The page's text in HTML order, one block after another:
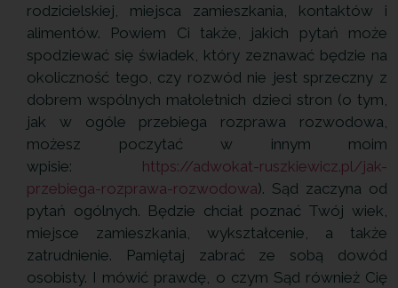
rodzicielskiej, miejsca zamieszkania, kontaktów i
alimentów. Powiem Ci także, jakich pytań może
spodziewać się świadek, który zeznawać będzie na
okoliczność tego, czy rozwód nie jest sprzeczny z
dobrem wspólnych małoletnich dzieci stron (o tym,
jak w ogóle przebiega rozprawa rozwodowa,
możesz poczytać w innym moim
wpisie: https://adwokat-ruszkiewicz.pl/jak-
przebiega-rozprawa-rozwodowa). Sąd zaczyna od
pytań ogólnych. Będzie chciał poznać Twój wiek,
miejsce zamieszkania, wykształcenie, a także
zatrudnienie. Pamiętaj zabrać ze sobą dowód
osobisty. I mówić prawdę, o czym Sąd również Cię